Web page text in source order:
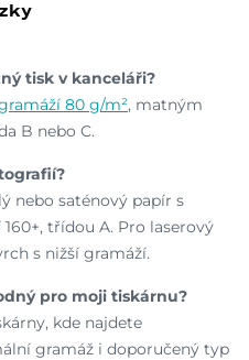
tisk v kanceláři?
80 g/m², matným
B nebo C.
nebo saténový papír s
třídou A. Pro laserový
s nižší gramáží.
pro moji tiskárnu?
kde najdete
gramáž i doporučený typ